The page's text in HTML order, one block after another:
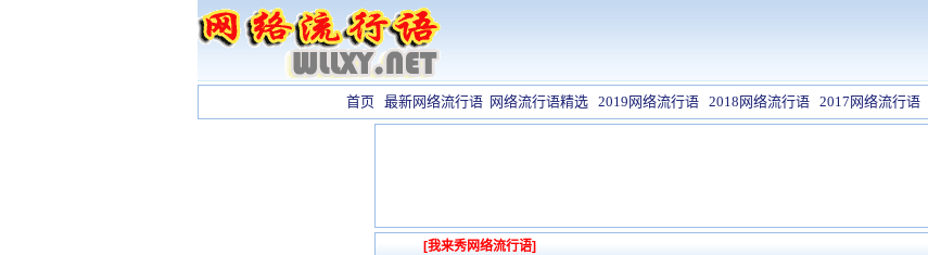
首页 最新网络流行语 网络流行语精选 2019网络流行语 2018网络流行语 2017网络流行语
[我来秀网络流行语]